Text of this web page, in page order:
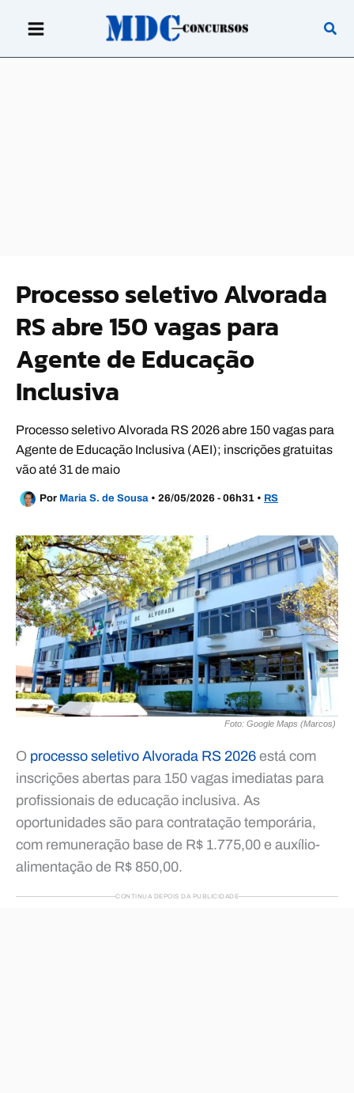
Processo seletivo Alvorada
RS abre 150 vagas para
Agente de Educação
Inclusiva
Processo seletivo Alvorada RS 2026 abre 150 vagas para
Agente de Educação Inclusiva (AEI); inscrições gratuitas
vão até 31 de maio
Por Maria S. de Sousa • 26/05/2026 - 06h31 • RS
Foto: Google Maps (Marcos)
O processo seletivo Alvorada RS 2026 está com
inscrições abertas para 150 vagas imediatas para
profissionais de educação inclusiva. As
oportunidades são para contratação temporária,
com remuneração base de R$ 1.775,00 e auxílio-
alimentação de R$ 850,00.
CONTINUA DEPOIS DA PUBLICIDADE